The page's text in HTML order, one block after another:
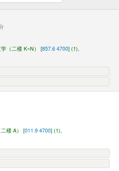
（二楼 K~N） [857.6 4700] (1),
楼 A） [011.9 4700] (1),